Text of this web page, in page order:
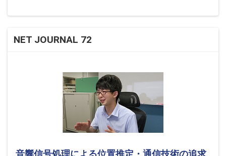
NET JOURNAL 72
音響信号処理による位置推定・通信技術の追求